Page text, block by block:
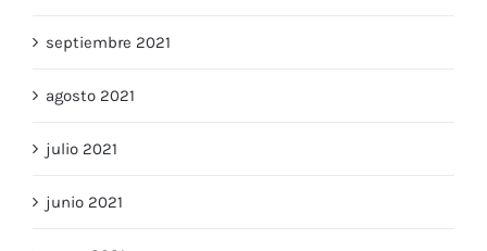
septiembre 2021
agosto 2021
julio 2021
junio 2021